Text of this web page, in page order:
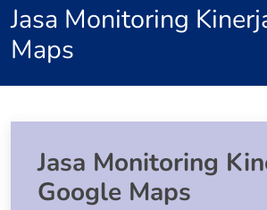
Jasa Monitoring
Maps
Jasa Monitoring
Google Maps